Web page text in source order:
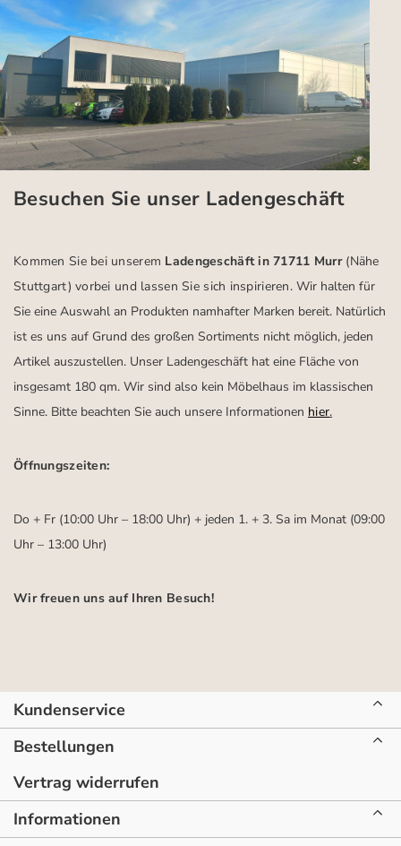
Besuchen Sie unser Ladengeschäft
Kommen Sie bei unserem Ladengeschäft in 71711 Murr (Nähe
Stuttgart) vorbei und lassen Sie sich inspirieren.Wir halten für
Sie eine Auswahl an Produkten namhafter Marken bereit. Natürlich
ist es uns auf Grund des großen Sortiments nicht möglich, jeden
Artikel auszustellen. Unser Ladengeschäft hat eine Fläche von
insgesamt 180 qm. Wir sind also kein Möbelhaus im klassischen
Sinne. Bitte beachten Sie auch unsere Informationen hier.
Öffnungszeiten:
Do + Fr (10:00 Uhr – 18:00 Uhr) + jeden 1. + 3. Sa im Monat (09:00
Uhr – 13:00 Uhr)
Wir freuen uns auf Ihren Besuch!
Kundenservice
Bestellungen
Vertrag widerrufen
Informationen